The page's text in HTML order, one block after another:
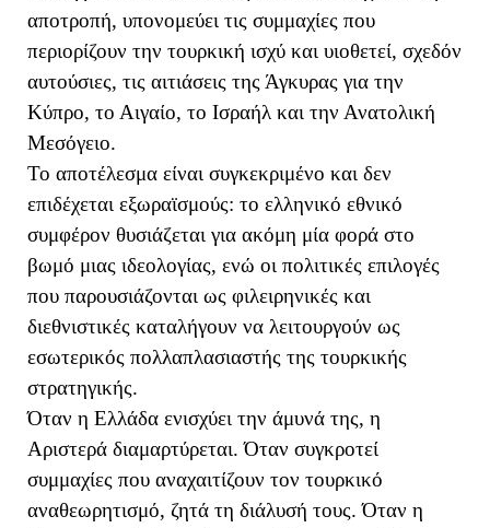
αποτροπή, υπονομεύει τις συμμαχίες που
περιορίζουν την τουρκική ισχύ και υιοθετεί, σχεδόν
αυτούσιες, τις αιτιάσεις της Άγκυρας για την
Κύπρο, το Αιγαίο, το Ισραήλ και την Ανατολική
Μεσόγειο.
Το αποτέλεσμα είναι συγκεκριμένο και δεν
επιδέχεται εξωραϊσμούς: το ελληνικό εθνικό
συμφέρον θυσιάζεται για ακόμη μία φορά στο
βωμό μιας ιδεολογίας, ενώ οι πολιτικές επιλογές
που παρουσιάζονται ως φιλειρηνικές και
διεθνιστικές καταλήγουν να λειτουργούν ως
εσωτερικός πολλαπλασιαστής της τουρκικής
στρατηγικής.
Όταν η Ελλάδα ενισχύει την άμυνά της, η
Αριστερά διαμαρτύρεται. Όταν συγκροτεί
συμμαχίες που αναχαιτίζουν τον τουρκικό
αναθεωρητισμό, ζητά τη διάλυσή τους. Όταν η